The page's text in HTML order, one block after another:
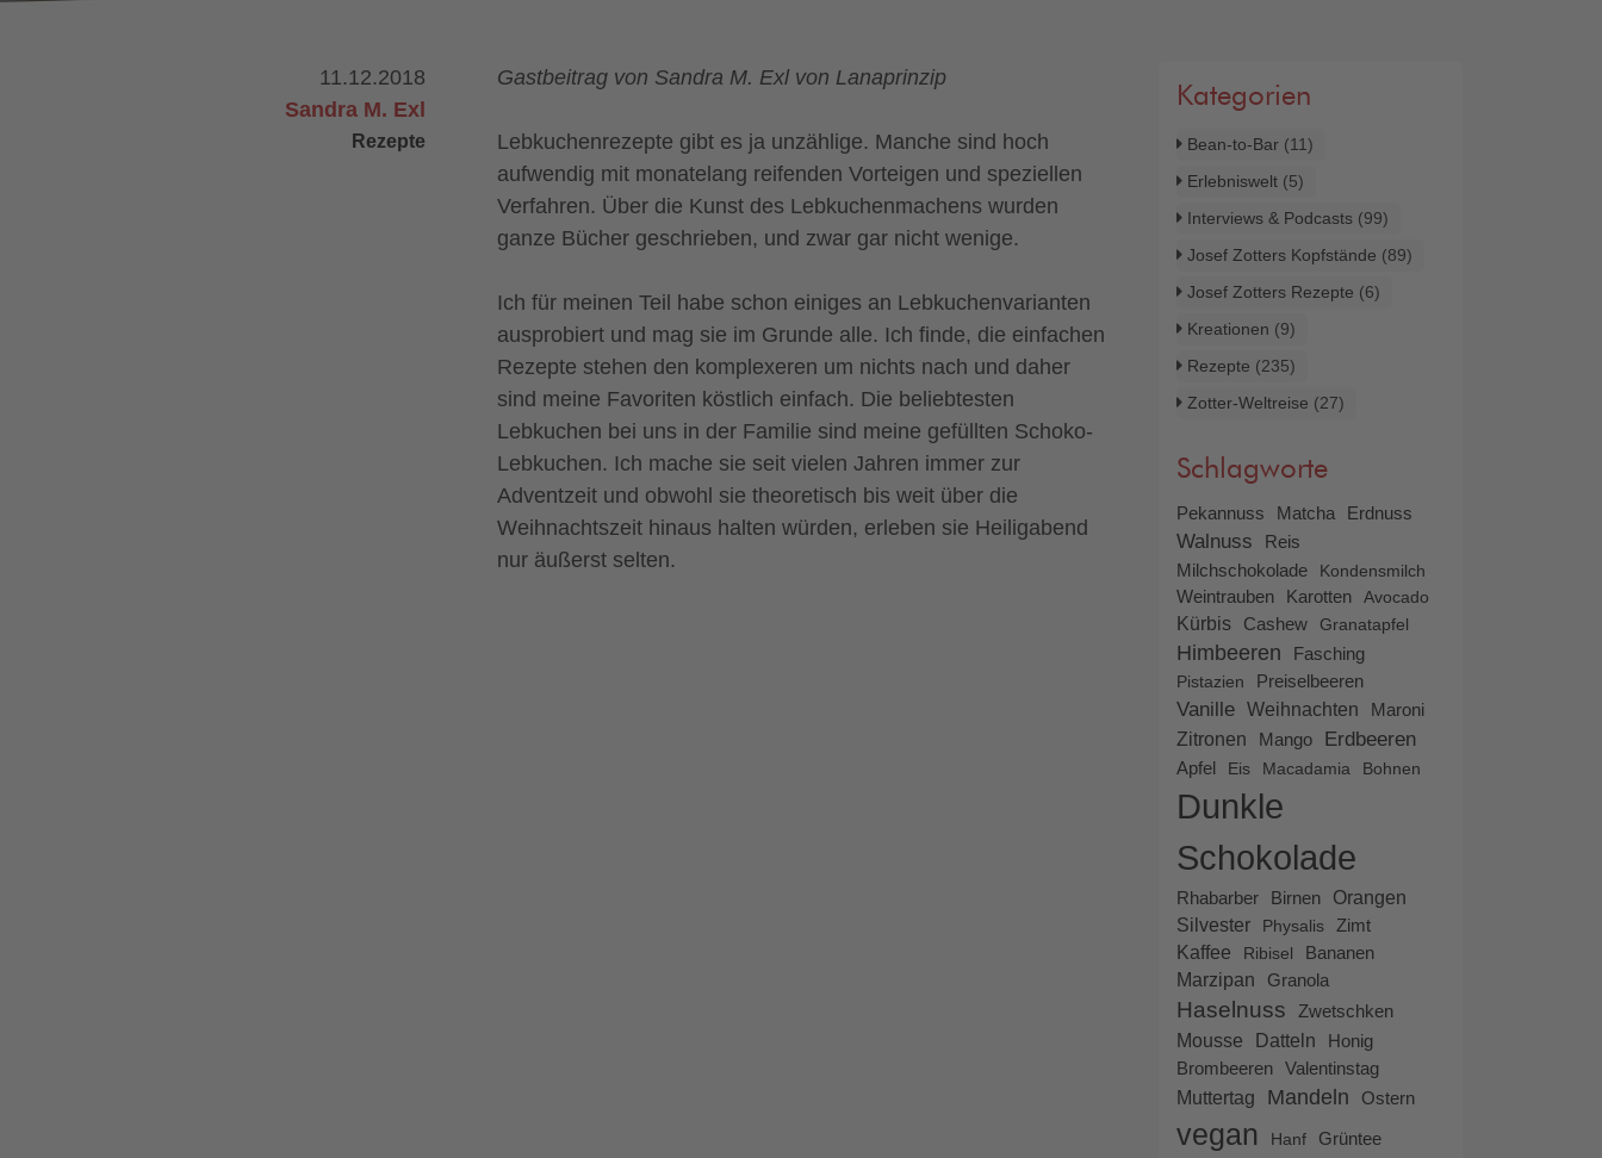
11.12.2018
Sandra M. Exl
Rezepte
Gastbeitrag von Sandra M. Exl von Lanaprinzip
Lebkuchenrezepte gibt es ja unzählige. Manche sind hoch
aufwendig mit monatelang reifenden Vorteigen und speziellen
Verfahren. Über die Kunst des Lebkuchenmachens wurden
ganze Bücher geschrieben, und zwar gar nicht wenige.
Ich für meinen Teil habe schon einiges an Lebkuchenvarianten
ausprobiert und mag sie im Grunde alle. Ich finde, die einfachen
Rezepte stehen den komplexeren um nichts nach und daher
sind meine Favoriten köstlich einfach. Die beliebtesten
Lebkuchen bei uns in der Familie sind meine gefüllten Schoko-
Lebkuchen. Ich mache sie seit vielen Jahren immer zur
Adventzeit und obwohl sie theoretisch bis weit über die
Weihnachtszeit hinaus halten würden, erleben sie Heiligabend
nur äußerst selten.
Kategorien
Bean-to-Bar(11)
Erlebniswelt(5)
Interviews & Podcasts(99)
Josef Zotters Kopfstände (89)
Josef Zotters Rezepte (6)
Kreationen (9)
Rezepte (235)
Zotter-Weltreise (27)
Schlagworte
Pekannuss Matcha Erdnuss
Walnuss Reis
Milchschokolade
Kondensmilch
Weintrauben
Karotten Avocado
Kürbis Cashew Granatapfel
Himbeeren
Fasching
Pistazien
Preiselbeeren
Vanille Weihnachten Maroni
Zitronen Mango Erdbeeren
Apfel Eis Macadamia Bohnen
Dunkle
Schokolade
Rhabarber Birnen
Orangen
Silvester
Physalis
Zimt
Kaffee
Ribisel
Bananen
Marzipan
Granola
Haselnuss Zwetschken
Mousse Datteln
Honig
Brombeeren
Valentinstag
Muttertag Mandeln Ostern
vegan Hanf Grüntee